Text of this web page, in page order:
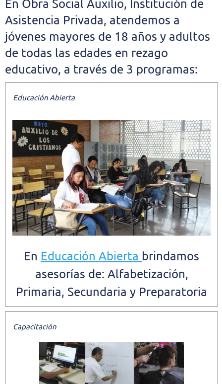
En Obra Social Auxilio, Institución de
Asistencia Privada, atendemos a
jóvenes mayores de 18 años y adultos
de todas las edades en rezago
educativo, a través de 3 programas:
Educación Abierta
En Educación Abierta brindamos
asesorías de: Alfabetización,
Primaria, Secundaria y Preparatoria
Capacitación